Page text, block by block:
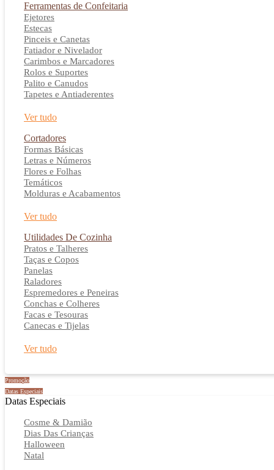
Ferramentas de Confeitaria
Ejetores
Estecas
Pinceis e Canetas
Fatiador e Nivelador
Carimbos e Marcadores
Rolos e Suportes
Palito e Canudos
Tapetes e Antiaderentes
Ver tudo
Cortadores
Formas Básicas
Letras e Números
Flores e Folhas
Temáticos
Molduras e Acabamentos
Ver tudo
Utilidades De Cozinha
Pratos e Talheres
Taças e Copos
Panelas
Raladores
Espremedores e Peneiras
Conchas e Colheres
Facas e Tesouras
Canecas e Tijelas
Ver tudo
Promoção
Datas Especiais
Datas Especiais
Cosme & Damião
Dias Das Crianças
Halloween
Natal